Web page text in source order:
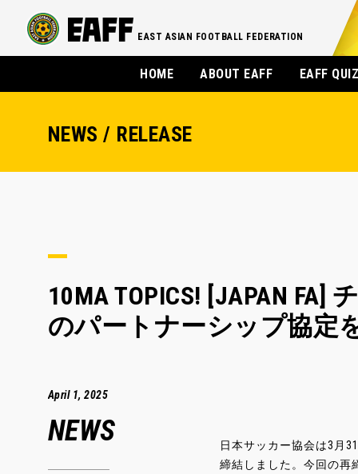
EAST ASIAN FOOTBALL FEDERATION
HOME ABOUT EAFF EAFF
NEWS / RELEASE
10MA TOPICS! [JAPAN
のパートナーシップ協定
April 1, 2025
NEWS
日本サッカー協会は3月
締結しました。今回の再